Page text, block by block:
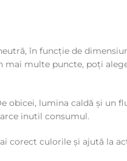
în funcție de
mai multe puncte, poți
obicei, lumina caldă și un
inutil consumul.
corect culorile și ajută la